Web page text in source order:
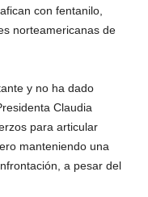
con fentanilo,
norteamericanas de
y no ha dado
Claudia
para articular
manteniendo una
a pesar del